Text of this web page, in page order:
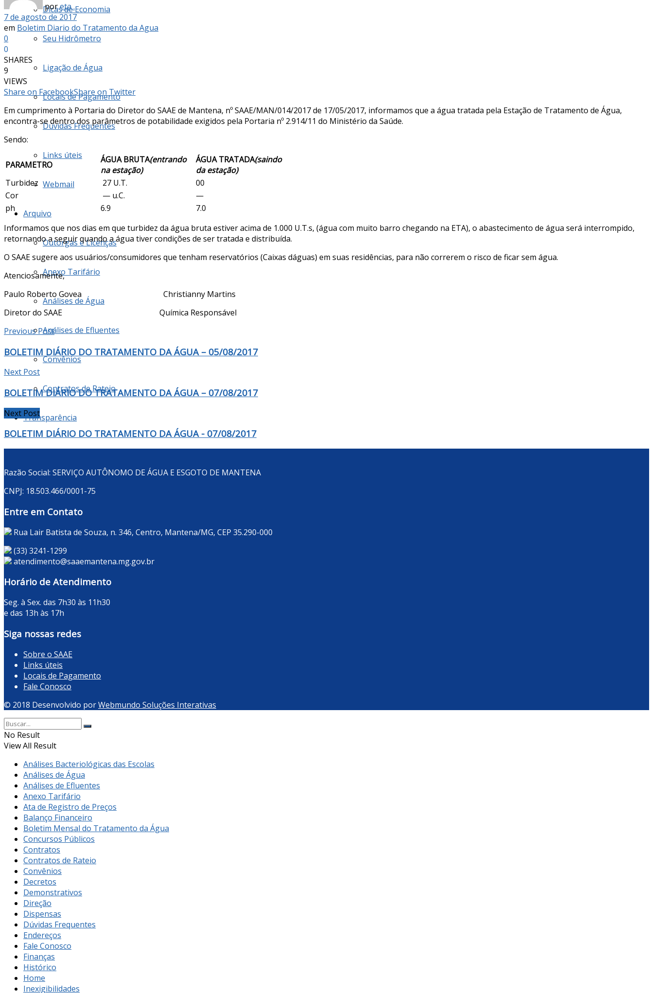
Dicas de Economia
Seu Hidrômetro
Ligação de Água
Locais de Pagamento
Dúvidas Frequentes
Links úteis
Webmail
Arquivo
Outorgas e Licenças
Anexo Tarifário
Análises de Água
Análises de Efluentes
Convênios
Contratos de Rateio
Transparência
poreta .
7 de agosto de 2017
em Boletim Diario do Tratamento da Agua
0
0
SHARES
9
VIEWS
Share on FacebookShare on Twitter
Em cumprimento à Portaria do Diretor do SAAE de Mantena, nº SAAE/MAN/014/2017 de 17/05/2017, informamos que a água tratada pela Estação de Tratamento de Água,
encontra-se dentro dos parâmetros de potabilidade exigidos pela Portaria nº 2.914/11 do Ministério da Saúde.
Sendo:
PARAMETRO ÁGUA BRUTA(entrando
na estação)
ÁGUA TRATADA(saindo
da estação)
Turbidez
27 U.T.
00
Cor
— u.C.
—
ph
6.9
7.0
Informamos que nos dias em que turbidez da água bruta estiver acima de 1.000 U.T.s, (água com muito barro chegando na ETA), o abastecimento de água será interrompido,
retornando a seguir quando a água tiver condições de ser tratada e distribuída.
O SAAE sugere aos usuários/consumidores que tenham reservatórios (Caixas dáguas) em suas residências, para não correrem o risco de ficar sem água.
Atenciosamente,
Paulo Roberto Govea Christianny Martins
Diretor do SAAE Química Responsável
Previous Post
BOLETIM DIÁRIO DO TRATAMENTO DA ÁGUA – 05/08/2017
Next Post
BOLETIM DIÁRIO DO TRATAMENTO DA ÁGUA – 07/08/2017
Next Post
BOLETIM DIÁRIO DO TRATAMENTO DA ÁGUA - 07/08/2017
Razão Social: SERVIÇO AUTÔNOMO DE ÁGUA E ESGOTO DE MANTENA
CNPJ: 18.503.466/0001-75
Entre em Contato
Rua Lair Batista de Souza, n. 346, Centro, Mantena/MG, CEP 35.290-000
(33) 3241-1299
atendimento@saaemantena.mg.gov.br
Horário de Atendimento
Seg. à Sex. das 7h30 às 11h30
e das 13h às 17h
Siga nossas redes
Sobre o SAAE
Links úteis
Locais de Pagamento
Fale Conosco
© 2018 Desenvolvido porWebmundo Soluções Interativas
No Result
View All Result
Análises Bacteriológicas das Escolas
Análises de Água
Análises de Efluentes
Anexo Tarifário
Ata de Registro de Preços
Balanço Financeiro
Boletim Mensal do Tratamento da Água
Concursos Públicos
Contratos
Contratos de Rateio
Convênios
Decretos
Demonstrativos
Direção
Dispensas
Dúvidas Frequentes
Endereços
Fale Conosco
Finanças
Histórico
Home
Inexigibilidades